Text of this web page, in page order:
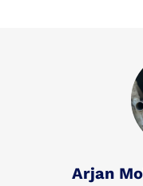
Arjan